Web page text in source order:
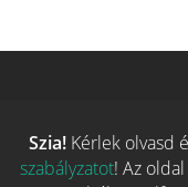
Szia! Kérlek olvasd
szabályzatot! Az